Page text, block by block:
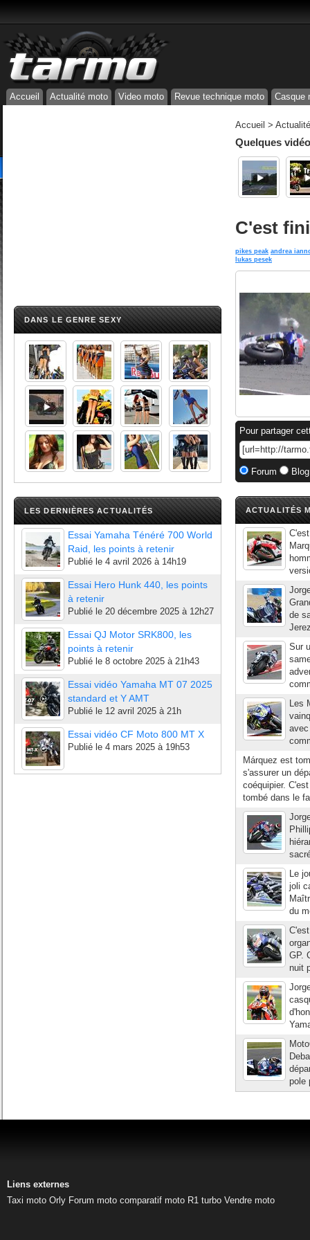
Accueil Actualité moto Video moto Revue technique moto Casque
DANS LE GENRE SEXY
LES DERNIÈRES ACTUALITÉS
Essai Yamaha Ténéré 700 World
Raid, les points à retenir
Publié le 4 avril 2026 à 14h19
Essai Hero Hunk 440, les points
à retenir
Publié le 20 décembre 2025 à 12h27
Essai QJ Motor SRK800, les
points à retenir
Publié le 8 octobre 2025 à 21h43
Essai vidéo Yamaha MT 07 2025
standard et Y AMT
Publié le 12 avril 2025 à 21h
Essai vidéo CF Moto 800 MT X
Publié le 4 mars 2025 à 19h53
Accueil >
Quelques
C'est
pikes peak andrea
lukas pesek
Pour partager
Forum
ACTUALITÉS
de
Sur
Les
Márquez est
s'assurer un
coéquipier.
tombé dans le
Le
joli
du
GP.
nuit
pole
Liens externes
Taxi moto Orly Forum moto comparatif moto R1 turbo Vendre moto